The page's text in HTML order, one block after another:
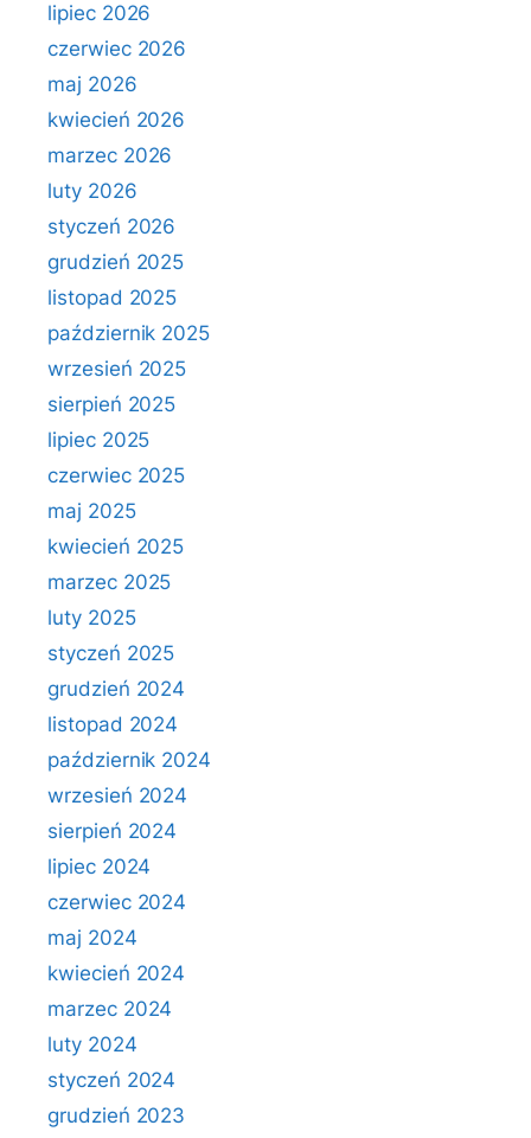
lipiec 2026
czerwiec 2026
maj 2026
kwiecień 2026
marzec 2026
luty 2026
styczeń 2026
grudzień 2025
listopad 2025
październik 2025
wrzesień 2025
sierpień 2025
lipiec 2025
czerwiec 2025
maj 2025
kwiecień 2025
marzec 2025
luty 2025
styczeń 2025
grudzień 2024
listopad 2024
październik 2024
wrzesień 2024
sierpień 2024
lipiec 2024
czerwiec 2024
maj 2024
kwiecień 2024
marzec 2024
luty 2024
styczeń 2024
grudzień 2023